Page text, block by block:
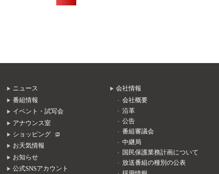
ニュース
番組情報
イベント・試写会
アナウンス室
ショッピング
お天気情報
お知らせ
公式SNSアカウント
会社情報
会社概要
沿革
公告
番組審議会
中継局
国民保護業務計画について
放送番組の種別の公表